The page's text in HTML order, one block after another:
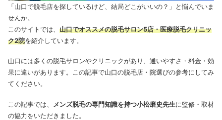
「山口で脱毛店を探しているけど、結局どこがいいの？」と悩んでいま
せんか。
このサイトでは、 山口でオススメの脱毛サロン5店・医療脱毛クリニッ
ク2院を紹介しています。
山口には多くの脱毛サロンやクリニックがあり、通いやすさ・料金・効
果に違いがあります。この記事で山口の脱毛店・院選びの参考にしてみ
てください。
この記事では、 メンズ脱毛の専門知識を持つ小松磨史先生に監修・取材
の協力をいただきました。